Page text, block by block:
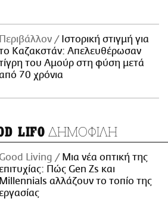
Περιβάλλον
Ιστορική στιγμή για
Καζακστάν: Απελευθέρωσαν
του Αμούρ στη φύση μετά
70 χρόνια
LIFO ΔΗΜΟΦΙΛΗ
Good Living
Μια νέα οπτική της
Πώς Gen Zs και
Millennials αλλάζουν το τοπίο της